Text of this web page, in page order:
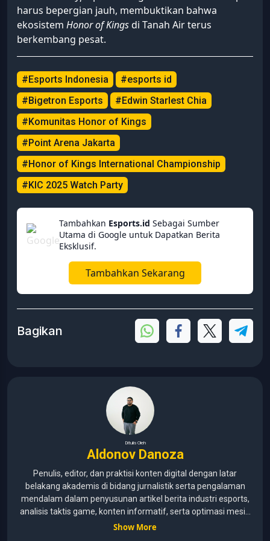
harus bepergian jauh, membuktikan bahwa
ekosistem Honor of Kingsdi Tanah Air terus
berkembang pesat.
#Esports Indonesia
#esports id
#Bigetron Esports
#Edwin Starlest Chia
#Komunitas Honor of Kings
#Point Arena Jakarta
#Honor of Kings International Championship
#KIC 2025 Watch Party
Tambahkan Esports.id Sebagai Sumber
Utama di Google untuk Dapatkan Berita
Eksklusif.
Tambahkan Sekarang
Bagikan
Ditulis Oleh
Aldonov Danoza
Penulis, editor, dan praktisi konten digital dengan latar
belakang akademis di bidang jurnalistik serta pengalaman
mendalam dalam penyusunan artikel berita industri esports,
analisis taktis game, konten informatif, serta optimasi mesin
pencari (SEO) untuk audiens media digital. Lulusan Universitas
Show More